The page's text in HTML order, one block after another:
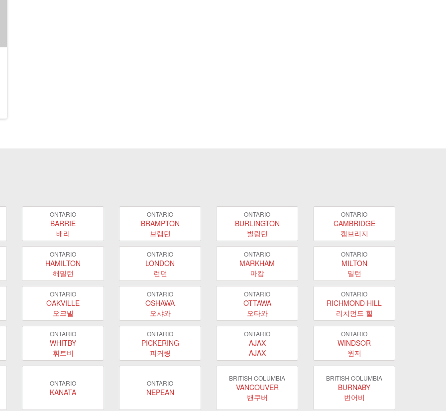
ONTARIO
BARRIE
배리
ONTARIO
BRAMPTON
브램턴
ONTARIO
BURLINGTON
벌링턴
ONTARIO
CAMBRIDGE
캠브리지
ONTARIO
HAMILTON
해밀턴
ONTARIO
LONDON
런던
ONTARIO
MARKHAM
마캄
ONTARIO
MILTON
밀턴
ONTARIO
OAKVILLE
오크빌
ONTARIO
OSHAWA
오샤와
ONTARIO
OTTAWA
오타와
ONTARIO
RICHMOND HILL
리치먼드 힐
ONTARIO
WHITBY
휘트비
ONTARIO
PICKERING
피커링
ONTARIO
AJAX
AJAX
ONTARIO
WINDSOR
윈저
ONTARIO
KANATA
ONTARIO
NEPEAN
BRITISH COLUMBIA
VANCOUVER
밴쿠버
BRITISH COLUMBIA
BURNABY
번어비